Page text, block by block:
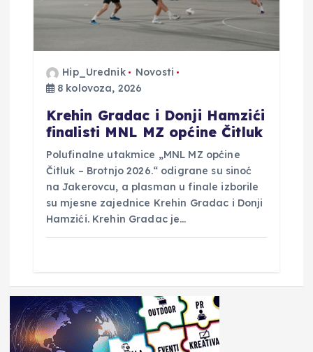
Hip_Urednik
Novosti
8 kolovoza, 2026
Krehin Gradac i Donji Hamzići
finalisti MNL MZ općine Čitluk
Polufinalne utakmice „MNL MZ općine
Čitluk – Brotnjo 2026.“ odigrane su sinoć
na Jakerovcu, a plasman u finale izborile
su mjesne zajednice Krehin Gradac i Donji
Hamzići. Krehin Gradac je…